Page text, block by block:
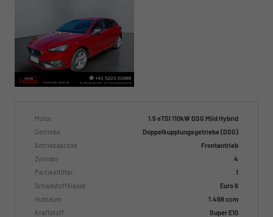
Motor
1.5 eTSI 110kW DSG Mild Hybrid
Getriebe
Doppelkupplungsgetriebe (DSG)
Antriebsachse
Frontantrieb
Zylinder
4
Partikelfilter
1
Schadstoffklasse
Euro 6
Hubraum
1.498 ccm
Kraftstoff
Super E10